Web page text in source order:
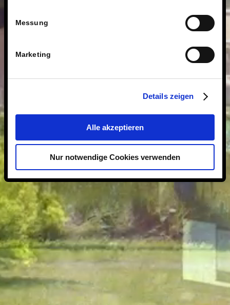
Messung
Marketing
Details zeigen
Alle akzeptieren
Nur notwendige Cookies verwenden